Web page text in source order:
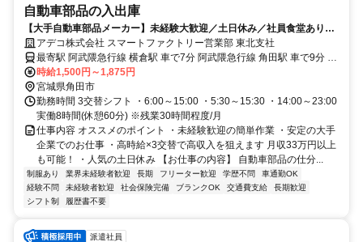
自動車部品の入出庫
【大手自動車部品メーカー】未経験大歓迎／土日休み／社員食堂あり／
男性活躍中／月収例33万円
アデコ株式会社 スマートファクトリー営業部 東北支社
最寄駅 阿武隈急行線 横倉駅 車で7分 阿武隈急行線 角田駅 車で9分 阿
武隈急行線 岡駅 車で11分
時給1,500円～1,875円
宮城県角田市
勤務時間 3交替シフト ・6:00～15:00 ・5:30～15:30 ・14:00～23:00
実働8時間(休憩60分) ※残業30時間程度/月
仕事内容 オススメのポイント ・未経験歓迎の簡単作業 ・安定の大手
企業でのお仕事 ・高時給×3交替で高収入を狙えます 月収33万円以上
も可能！ ・人気の土日休み 【お仕事の内容】 自動車部品の仕分...
制服あり 業界未経験者歓迎 長期 フリーター歓迎 学歴不問
車通勤OK
経験不問
未経験者歓迎 社会保険完備 ブランクOK 交通費支給
長期歓迎
シフト制
履歴書不要
派遣社員